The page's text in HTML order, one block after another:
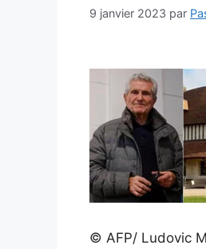
9 janvier 2023 par
© AFP/ Ludovic